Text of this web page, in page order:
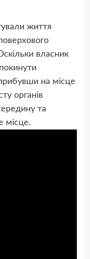
життя
власник
на місце
органів
та
місце.